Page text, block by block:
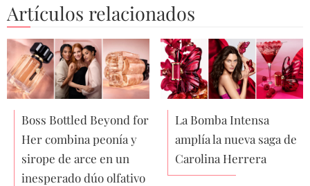
Artículos relacionados
Boss Bottled Beyond for
Her combina peonía y
sirope de arce en un
inesperado dúo olfativo
La Bomba Intensa
amplía la nueva saga de
Carolina Herrera